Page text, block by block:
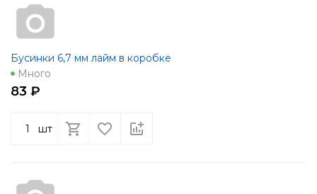
Бусинки 6,7 мм лайм в коробке
Много
83 ₽
шт